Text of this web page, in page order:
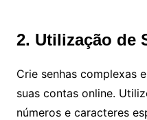
2. Utilização de
Crie senhas complexas
suas contas online.
números e caracteres